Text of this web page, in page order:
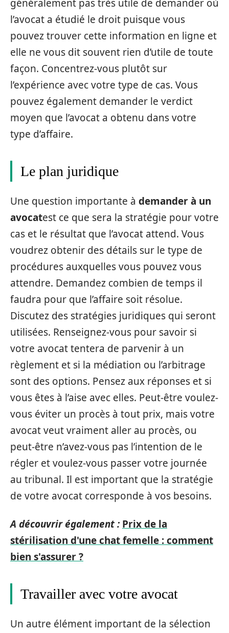
généralement pas très utile de demander où
l’avocat a étudié le droit puisque vous
pouvez trouver cette information en ligne et
elle ne vous dit souvent rien d’utile de toute
façon. Concentrez-vous plutôt sur
l’expérience avec votre type de cas. Vous
pouvez également demander le verdict
moyen que l’avocat a obtenu dans votre
type d’affaire.
Le plan juridique
Une question importante à demander à un
avocatest ce que sera la stratégie pour votre
cas et le résultat que l’avocat attend. Vous
voudrez obtenir des détails sur le type de
procédures auxquelles vous pouvez vous
attendre. Demandez combien de temps il
faudra pour que l’affaire soit résolue.
Discutez des stratégies juridiques qui seront
utilisées. Renseignez-vous pour savoir si
votre avocat tentera de parvenir à un
règlement et si la médiation ou l’arbitrage
sont des options. Pensez aux réponses et si
vous êtes à l’aise avec elles. Peut-être voulez-
vous éviter un procès à tout prix, mais votre
avocat veut vraiment aller au procès, ou
peut-être n’avez-vous pas l’intention de le
régler et voulez-vous passer votre journée
au tribunal. Il est important que la stratégie
de votre avocat corresponde à vos besoins.
A découvrir également : Prix de la
stérilisation d'une chat femelle : comment
bien s'assurer ?
Travailler avec votre avocat
Un autre élément important de la sélection